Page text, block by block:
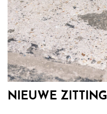
NIEUWE ZITTING